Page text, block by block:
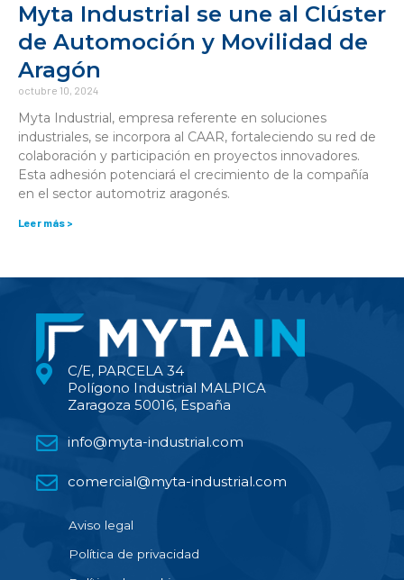
Myta Industrial se une al Clúster
de Automoción y Movilidad de
Aragón
octubre 10, 2024
Myta Industrial, empresa referente en soluciones
industriales, se incorpora al CAAR, fortaleciendo su red de
colaboración y participación en proyectos innovadores.
Esta adhesión potenciará el crecimiento de la compañía
en el sector automotriz aragonés.
Leer más >
C/E, PARCELA 34
Polígono Industrial MALPICA
Zaragoza 50016, España
info@myta-industrial.com
comercial@myta-industrial.com
Aviso legal
Política de privacidad